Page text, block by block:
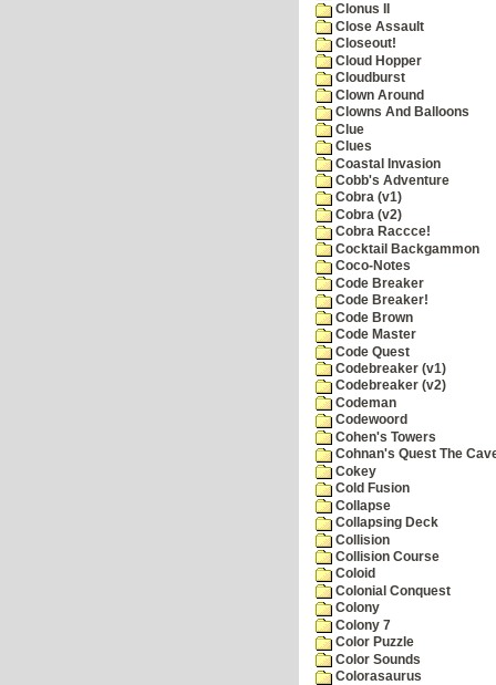
Clonus II
Close Assault
Closeout!
Cloud Hopper
Cloudburst
Clown Around
Clowns And Balloons
Clue
Clues
Coastal Invasion
Cobb's Adventure
Cobra (v1)
Cobra (v2)
Cobra Raccce!
Cocktail Backgammon
Coco-Notes
Code Breaker
Code Breaker!
Code Brown
Code Master
Code Quest
Codebreaker (v1)
Codebreaker (v2)
Codeman
Codewoord
Cohen's Towers
Cohnan's Quest The
Cokey
Cold Fusion
Collapse
Collapsing Deck
Collision
Collision Course
Coloid
Colonial Conquest
Colony
Colony 7
Color Puzzle
Color Sounds
Colorasaurus